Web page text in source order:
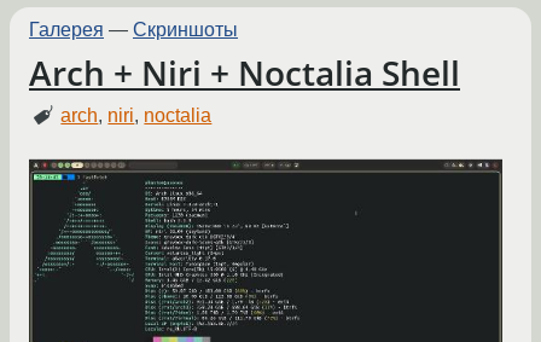
Галерея — Скриншоты
Arch + Niri + Noctalia Shell
arch, niri, noctalia